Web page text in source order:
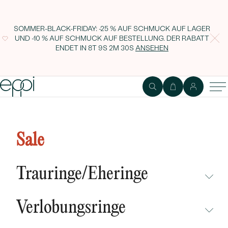
SOMMER-BLACK-FRIDAY: -25 % AUF SCHMUCK AUF LAGER
UND -10 % AUF SCHMUCK AUF BESTELLUNG. DER RABATT
ENDET IN 8T 9S 2M 29SANSEHEN
Sale
Trauringe/Eheringe
NEUHEITEN
Verlobungsringe
Diamanten May